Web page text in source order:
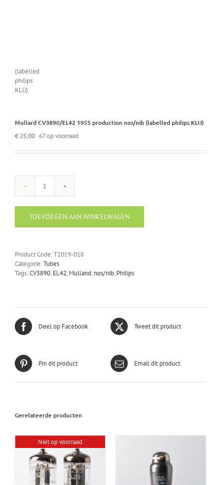
Mullard CV3890/EL42 1955 production nos/nib (labelled philips KLU)
€ 25,00 67 op voorraad
Mullard
1955
production
nos/nib
KLU)
aantal
TOEVOEGEN AAN WINKELWAGEN
Product Code:T2019-018
Categorie:Tubes
Tags:CV3890, EL42, Mulland, nos/nib, Philips
Deel op Facebook Tweet dit product
Pin dit product Email dit product
Gerelateerde producten
Niet op voorraad